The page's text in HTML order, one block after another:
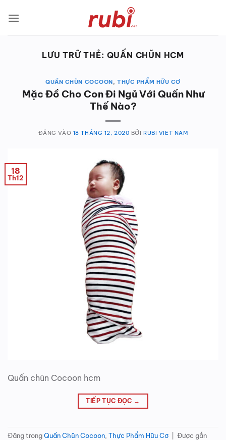
qua
LƯU TRỮ THẺ: QUẤN CHŨN HCM
QUẤN CHŨN COCOON,THỰC PHẨM HỮU CƠ
Mặc Đồ Cho Con Đi Ngủ Với Quấn Như
Thế Nào?
ĐĂNG VÀO 18 THÁNG 12, 2020 BỞIRUBI VIET NAM
18
Th12
Quấn chũn Cocoon hcm
TIẾP TỤC ĐỌC →
Đăng trongQuấn Chũn Cocoon Thực Phẩm Hữu Cơ
Được gắn